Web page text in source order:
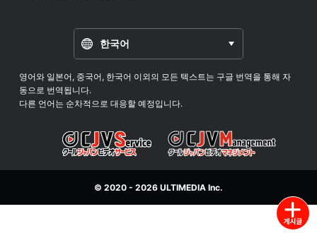
한국어
영어와 일본어, 중국어, 한국어 이외의 모든 텍스트는 구글 번역을 통해 자
동으로 번역됩니다.
다른 언어는 순차적으로 대응할 예정입니다.
© 2020 - 2026 ULTIMEDIA Inc.